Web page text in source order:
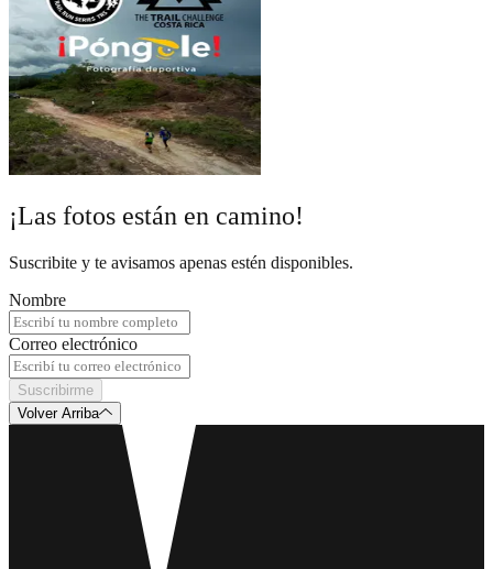
¡Las fotos están en camino!
Suscribite y te avisamos apenas estén disponibles.
Nombre
Correo electrónico
Suscribirme
Volver Arriba